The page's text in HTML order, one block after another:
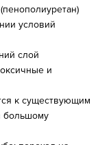
условий
слой
и
к существующим
большому